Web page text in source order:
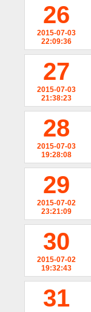
26
2015-07-03
22:09:36
27
2015-07-03
21:38:23
28
2015-07-03
19:28:08
29
2015-07-02
23:21:09
30
2015-07-02
19:32:43
31